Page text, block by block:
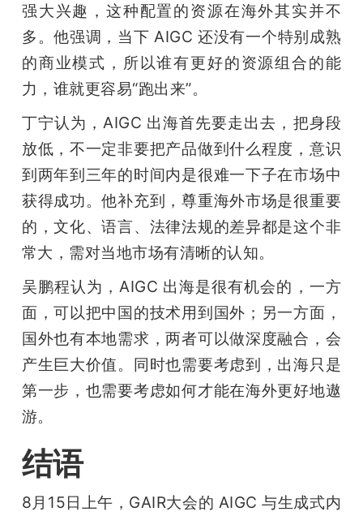
强大兴趣，这种配置的资源在海外其实并不
多。他强调，当下 AIGC 还没有一个特别成熟
的商业模式，所以谁有更好的资源组合的能
力，谁就更容易“跑出来”。
丁宁认为，AIGC 出海首先要走出去，把身段
放低，不一定非要把产品做到什么程度，意识
到两年到三年的时间内是很难一下子在市场中
获得成功。他补充到，尊重海外市场是很重要
的，文化、语言、法律法规的差异都是这个非
常大，需对当地市场有清晰的认知。
吴鹏程认为，AIGC 出海是很有机会的，一方
面，可以把中国的技术用到国外；另一方面，
国外也有本地需求，两者可以做深度融合，会
产生巨大价值。同时也需要考虑到，出海只是
第一步，也需要考虑如何才能在海外更好地遨
游。
结语
8月15日上午，GAIR大会的 AIGC 与生成式内